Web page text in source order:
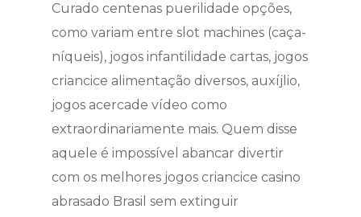
Curado centenas puerilidade opções,
como variam entre slot machines (caça-
níqueis), jogos infantilidade cartas, jogos
criancice alimentação diversos, auxíjlio,
jogos acercade vídeo como
extraordinariamente mais. Quem disse
aquele é impossível abancar divertir
com os melhores jogos criancice casino
abrasado Brasil sem extinguir